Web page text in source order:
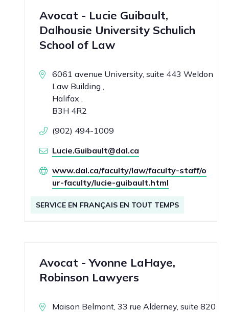
Avocat - Lucie Guibault,
Dalhousie University Schulich
School of Law
6061 avenue University, suite 443 Weldon
Law Building ,
Halifax ,
B3H 4R2
(902) 494-1009
Lucie.Guibault@dal.ca
www.dal.ca/faculty/law/faculty-staff/o
ur-faculty/lucie-guibault.html
SERVICE EN FRANÇAIS EN TOUT TEMPS
Avocat - Yvonne LaHaye,
Robinson Lawyers
Maison Belmont, 33 rue Alderney, suite 820